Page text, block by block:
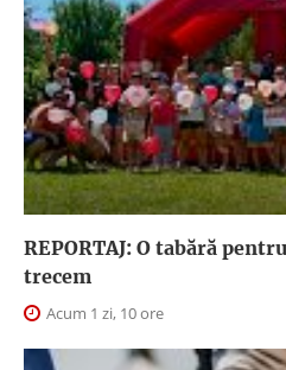
REPORTAJ: O tabără
trecem
Acum 1 zi, 10 ore